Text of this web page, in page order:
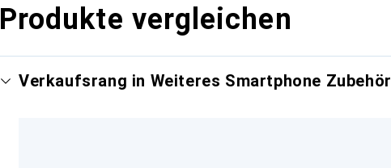
Produkte vergleichen
Verkaufsrang in Weiteres Smartphone Zubehör